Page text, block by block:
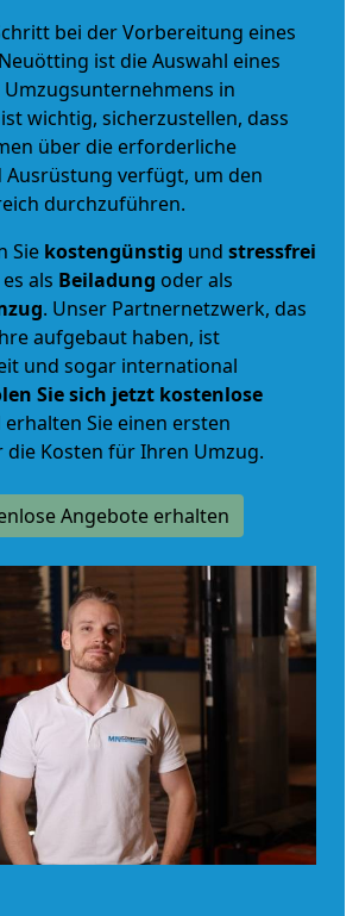
bei der Vorbereitung eines
ist die Auswahl eines
Umzugsunternehmens in
wichtig, sicherzustellen, dass
über die erforderliche
verfügt, um den
durchzuführen.
Sie kostengünstig und stressfrei
als Beiladung oder als
. Unser Partnernetzwerk, das
aufgebaut haben, ist
und sogar international
Sie sich jetzt kostenlose
erhalten Sie einen ersten
die Kosten für Ihren Umzug.
Angebote erhalten